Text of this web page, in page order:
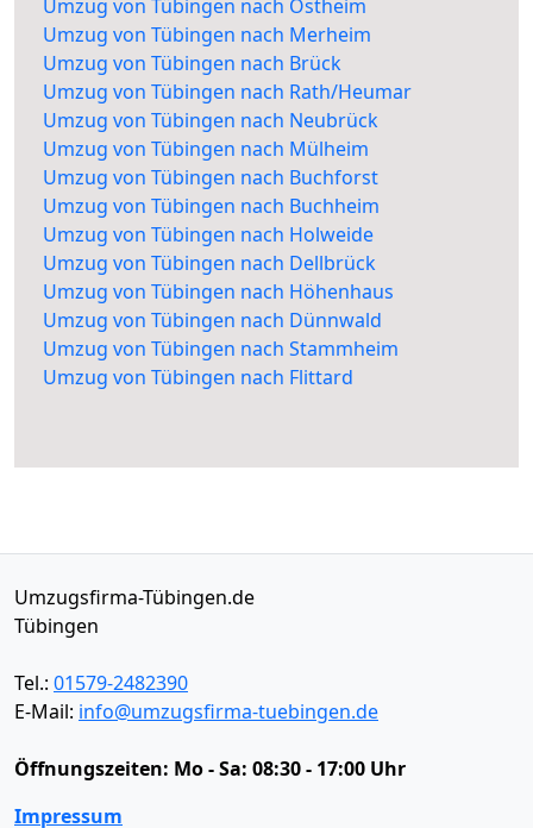
Umzug von Tübingen nach Ostheim
Umzug von Tübingen nach Merheim
Umzug von Tübingen nach Brück
Umzug von Tübingen nach Rath/Heumar
Umzug von Tübingen nach Neubrück
Umzug von Tübingen nach Mülheim
Umzug von Tübingen nach Buchforst
Umzug von Tübingen nach Buchheim
Umzug von Tübingen nach Holweide
Umzug von Tübingen nach Dellbrück
Umzug von Tübingen nach Höhenhaus
Umzug von Tübingen nach Dünnwald
Umzug von Tübingen nach Stammheim
Umzug von Tübingen nach Flittard
Umzugsfirma-Tübingen.de
Tübingen
Tel.: 01579-2482390
E-Mail: info@umzugsfirma-tuebingen.de
Öffnungszeiten: Mo - Sa: 08:30 - 17:00 Uhr
Impressum